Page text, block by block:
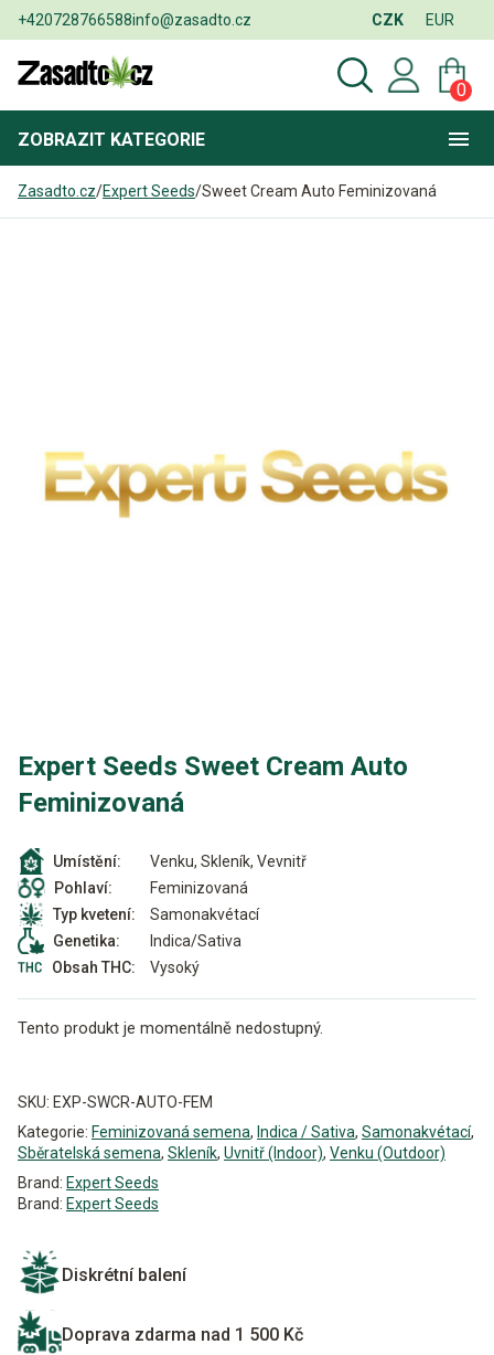
+420728766588info@zasadto.cz CZK EUR
0
ZOBRAZIT KATEGORIE
Zasadto.cz/Expert Seeds/Sweet Cream Auto Feminizovaná
Expert Seeds Sweet Cream Auto
Feminizovaná
Umístění:
Venku, Skleník, Vevnitř
Pohlaví:
Feminizovaná
Typ kvetení:
Samonakvétací
Genetika:
Indica/Sativa
Obsah THC:
Vysoký
Tento produkt je momentálně nedostupný.
SKU: EXP-SWCR-AUTO-FEM
Kategorie: Feminizovaná semena, Indica / Sativa, Samonakvétací,
Sběratelská semena, Skleník, Uvnitř (Indoor), Venku (Outdoor)
Brand: Expert Seeds
Brand: Expert Seeds
Diskrétní balení
Doprava zdarma nad 1 500 Kč